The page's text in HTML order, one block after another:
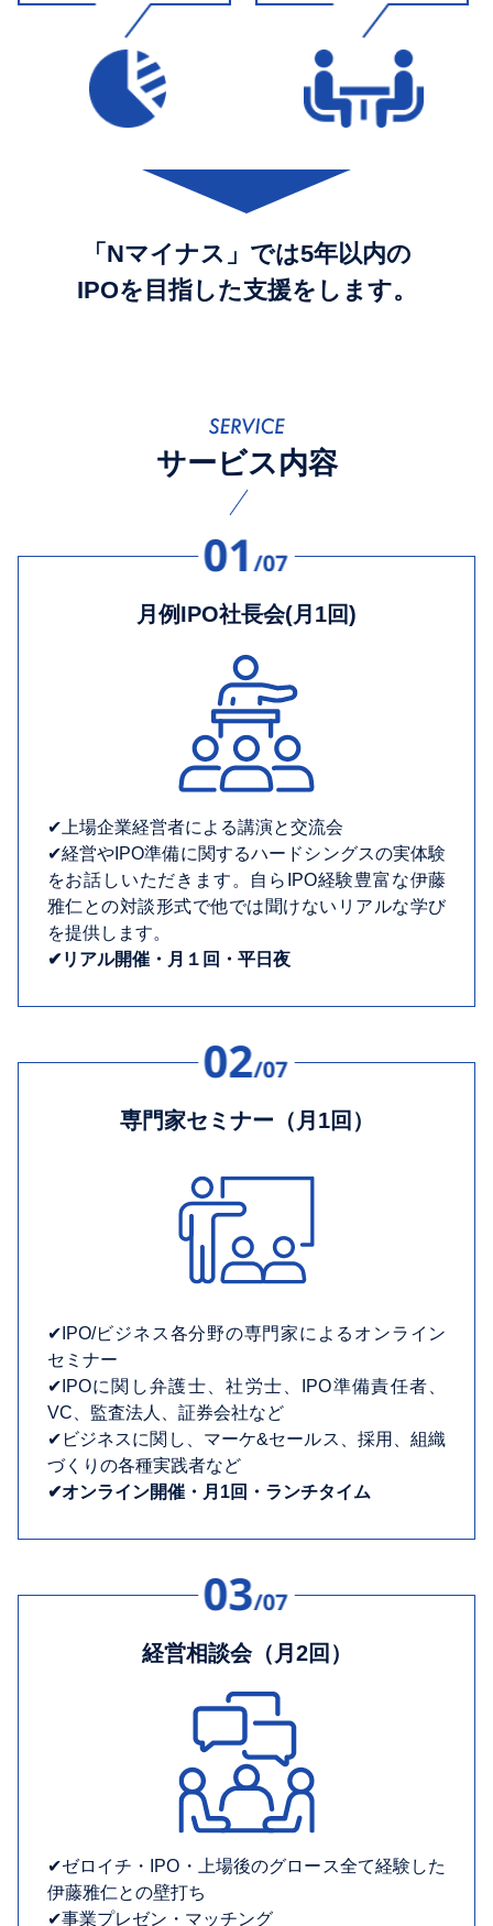
「Nマイナス」では5年以内の
IPOを目指した支援をします。
サービス内容
月例IPO社長会(月1回)
✔︎上場企業経営者による講演と交流会
✔︎経営やIPO準備に関するハードシングスの実体験
をお話しいただきます。自らIPO経験豊富な伊藤
雅仁との対談形式で他では聞けないリアルな学び
を提供します。
✔︎リアル開催・月１回・平日夜
専門家セミナー（月1回）
✔︎IPO/ビジネス各分野の専門家によるオンライン
セミナー
✔︎IPOに関し弁護士、社労士、IPO準備責任者、
VC、監査法人、証券会社など
✔︎ビジネスに関し、マーケ&セールス、採用、組織
づくりの各種実践者など
✔︎オンライン開催・月1回・ランチタイム
経営相談会（月2回）
✔︎ゼロイチ・IPO・上場後のグロース全て経験した
伊藤雅仁との壁打ち
✔︎事業プレゼン・マッチング